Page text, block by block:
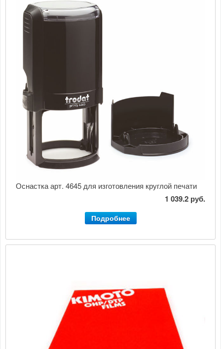
Оснастка арт. 4645 для изготовления круглой печати
1 039.2 руб.
Подробнее